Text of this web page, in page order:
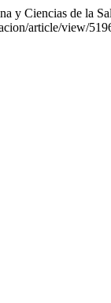
y Ciencias de la
article/view/